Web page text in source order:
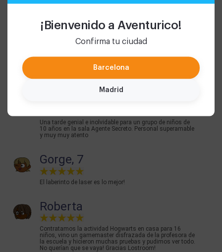
¡Bienvenido a Aventurico!
Confirma tu ciudad
Barcelona
Madrid
Gran sorpresa lo que nos encontramos. Gran experiencia.
Los niños disfrutaron a lo grande y los grandes como
Una tarde genial e inolvidable para un grupo de niños de
10 años en la sala Agente Secreto. Personal superamable
y muy muy atento
Gorge, 7
El laberinto de laser es lo mejor!
Roberta
Contratamos la actividad Hogwarts en casa para 16
niños, vino un gamemaster disfrazada de la profesora de
la escuela y hicieron muchas pruebas y pudimos ver todo.
No querían que se vaya! Gracias Lostroom!